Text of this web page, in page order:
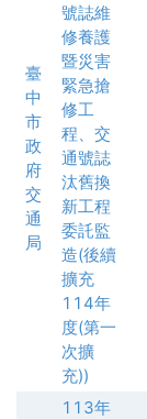
臺
中
市
政
府
交
通
局
號誌維
修養護
暨災害
緊急搶
修工
程、交
通號誌
汰舊換
新工程
委託監
造(後續
擴充
114年
度(第一
次擴
充))
113年